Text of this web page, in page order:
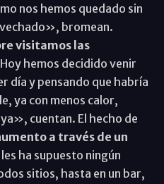
nos hemos quedado sin
bromean.
visitamos las
hemos decidido venir
día y pensando que habría
ya con menos calor,
cuentan. El hecho de
a través de un
les ha supuesto ningún
sitios, hasta en un bar,